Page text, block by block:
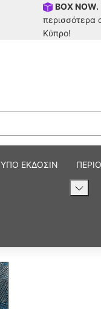
BOX NOW.
περισσότερα
Κύπρο!
ΥΠΟ ΕΚΔΟΣΙΝ